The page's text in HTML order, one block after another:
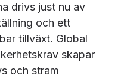
drivs just nu av
och ett
tillväxt. Global
skapar
och stram